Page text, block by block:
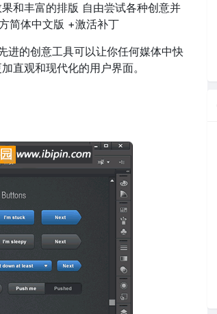
和丰富的排版 自由尝试各种创意并
简体中文版 +激活补丁
的创意工具可以让你任何媒体中快
直观和现代化的用户界面。